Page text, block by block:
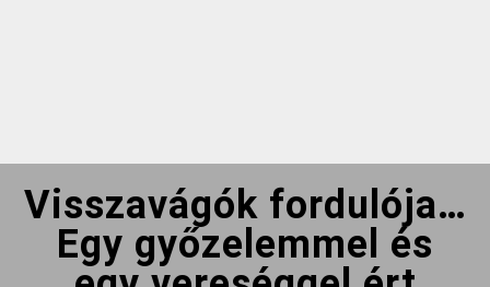
Visszavágók fordulója…
Egy győzelemmel és